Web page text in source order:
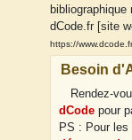
dCode.fr [site
https://
Besoin
Rendez-
dCode pour
PS : Pour